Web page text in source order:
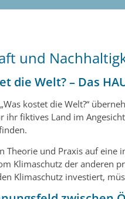
und
die Welt? – Das
kostet die Welt?“
ihr fiktives Land im
Theorie und Praxis auf eine
Klimaschutz der anderen
Klimaschutz investiert,